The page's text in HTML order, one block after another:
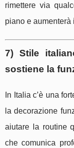
rimettere via
piano e aumenterà
7) Stile
sostiene la
In Italia c’è una
la decorazione
aiutare la routine
che comunica